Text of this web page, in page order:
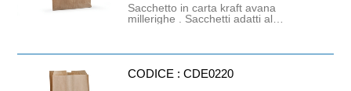
Sacchetto in carta kraft avana
millerighe . Sacchetti adatti al
cioccolatini, caramelle, pasta, grissini
2000 pezzi a cartone (tolleranza (+/-
CODICE :CDE0220